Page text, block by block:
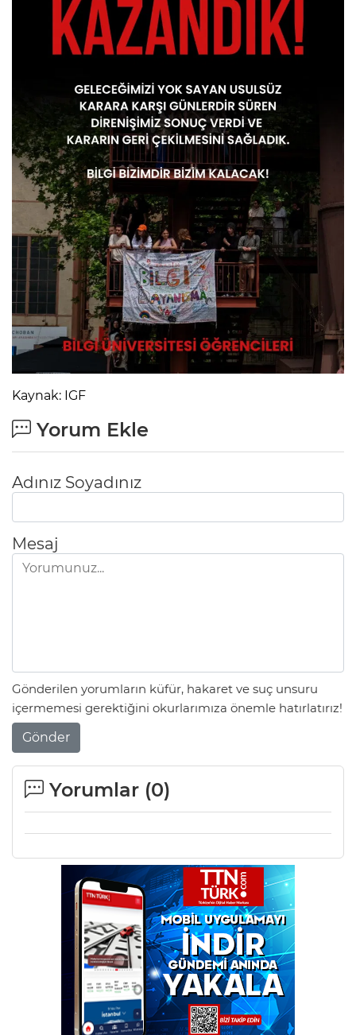
Kaynak: IGF
Yorum Ekle
Adınız Soyadınız
Mesaj
Gönderilen yorumların küfür, hakaret ve suç unsuru
içermemesi gerektiğini okurlarımıza önemle hatırlatırız!
Gönder
Yorumlar (0)